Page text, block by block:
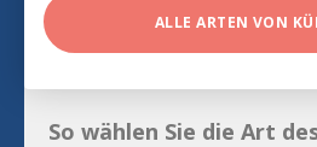
ALLE ARTEN VON
So wählen Sie die Art